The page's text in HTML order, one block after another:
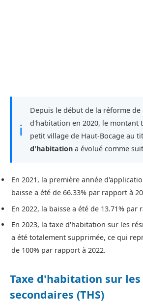
ℹ
Depuis le début de la réforme de
d'habitation en 2020, le montant
petit village de Haut-Bocage au
d'habitation a évolué comme
En 2021, la première année
baisse a été de 66.33% par rapport à
En 2022, la baisse a été de 13.71% par
En 2023, la taxe d'habitation sur les
a été totalement supprimée, ce qui
de 100% par rapport à 2022.
Taxe d'habitation sur
secondaires (THS)